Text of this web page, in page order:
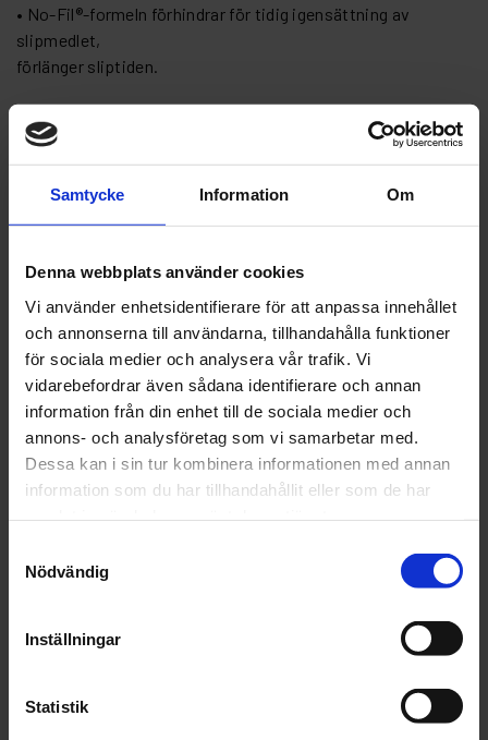
Samtycke Information Om
Denna webbplats använder cookies
Vi använder enhetsidentifierare för att anpassa innehållet
och annonserna till användarna, tillhandahålla funktioner
för sociala medier och analysera vår trafik. Vi
vidarebefordrar även sådana identifierare och annan
information från din enhet till de sociala medier och
annons- och analysföretag som vi samarbetar med.
Dessa kan i sin tur kombinera informationen med annan
information som du har tillhandahållit eller som de har
Nödvändig
Inställningar
Statistik
• No-Fil®-formeln förhindrar för tidig igensättning av
slipmedlet,
förlänger sliptiden.
Artikelnr: NO 51791-125-10-355
Grovlek
Inkl. moms:
Lägg i varukorgen
Fri frakt över 1500kr
Leverans inom 1-5 dagar
Recensioner